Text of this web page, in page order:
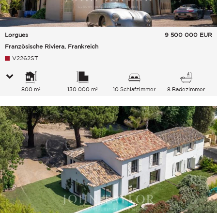
Lorgues
Französische Riviera, Frankreich
9 500 000 EUR
V2262ST
800 m² 130 000 m² 10 Schlafzimmer 8 Badezimmer